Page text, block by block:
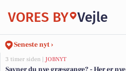
VORES BY Vejle
Seneste nyt ›
3 timer siden | JOBNYT